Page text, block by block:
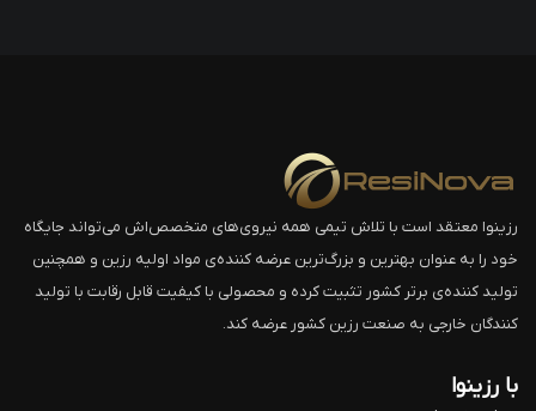
رزینوا معتقد است با تلاش تیمی همه نیروی‌های متخصص‌اش می‌تواند جایگاه
خود را به عنوان بهترین و بزرگ‌ترین عرضه کننده‌ی مواد اولیه رزین و همچنین
تولید کننده‌ی برتر کشور تثبیت کرده و محصولی با کیفیت قابل رقابت با تولید
کنندگان خارجی به صنعت رزین کشور عرضه کند.
با رزینوا